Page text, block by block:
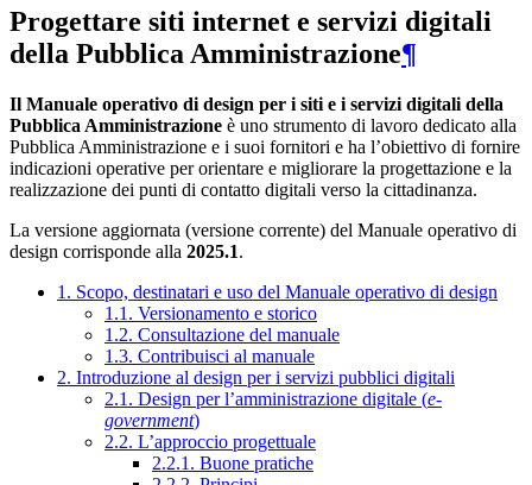
Progettare siti internet e servizi digitali
della Pubblica Amministrazione¶
Il Manuale operativo di design per i siti e i servizi digitali della
Pubblica Amministrazione è uno strumento di lavoro dedicato alla
Pubblica Amministrazione e i suoi fornitori e ha l’obiettivo di fornire
indicazioni operative per orientare e migliorare la progettazione e la
realizzazione dei punti di contatto digitali verso la cittadinanza.
La versione aggiornata (versione corrente) del Manuale operativo di
design corrisponde alla 2025.1.
1. Scopo, destinatari e uso del Manuale operativo di design
1.1. Versionamento e storico
1.2. Consultazione del manuale
1.3. Contribuisci al manuale
2. Introduzione al design per i servizi pubblici digitali
2.1. Design per l’amministrazione digitale (e-
government)
2.2. L’approccio progettuale
2.2.1. Buone pratiche